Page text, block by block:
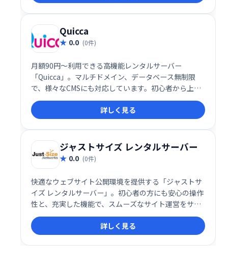
Quicca
0.0 (0件)
月額90円〜利用できる高機能レンタルサーバー
「Quicca」。マルチドメイン、データベース無制限
で、様々なCMSにも対応しています。初心者から上級
者まで満足いただける機能と使いやすさを備え、快適
なウェブサイト運営をサポートします。
詳しく見る
ジャストサイズ レンタルサーバー
0.0 (0件)
快適なウェブサイト公開環境を提供する「ジャストサ
イズ レンタルサーバー」。初心者の方にも安心の操作
性と、充実した機能で、スムーズなサイト運営をサポ
ートします。まずは無料でお試しいただけますので、
お気軽にご利用ください。詳しく見る